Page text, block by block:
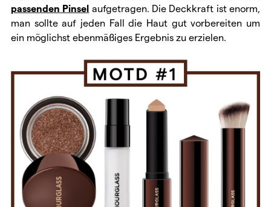
passenden Pinsel aufgetragen. Die Deckkraft ist enorm,
man sollte auf jeden Fall die Haut gut vorbereiten um
ein möglichst ebenmäßiges Ergebnis zu erzielen.